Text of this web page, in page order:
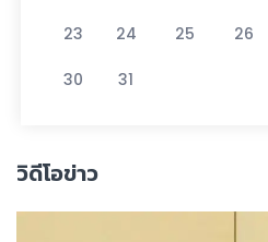
23 24 25 26
30 31
วิดีโอข่าว